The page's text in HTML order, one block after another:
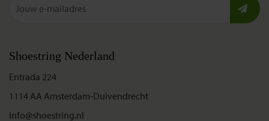
Shoestring Nederland
Entrada 224
1114 AA Amsterdam-Duivendrecht
info@shoestring.nl